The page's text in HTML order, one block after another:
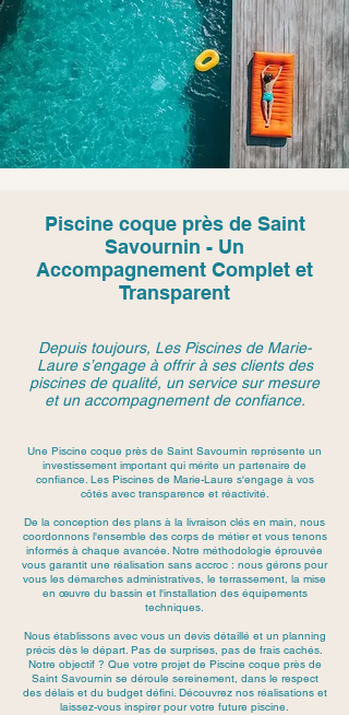
Piscine coque près de Saint
Savournin - Un
Accompagnement Complet et
Transparent
Depuis toujours, Les Piscines de Marie-
Laure s’engage à offrir à ses clients des
piscines de qualité, un service sur mesure
et un accompagnement de confiance.
Une Piscine coque près de Saint Savournin représente un
investissement important qui mérite un partenaire de
confiance. Les Piscines de Marie-Laure s'engage à vos
côtés avec transparence et réactivité.
De la conception des plans à la livraison clés en main, nous
coordonnons l'ensemble des corps de métier et vous tenons
informés à chaque avancée. Notre méthodologie éprouvée
vous garantit une réalisation sans accroc : nous gérons pour
vous les démarches administratives, le terrassement, la mise
en œuvre du bassin et l'installation des équipements
techniques.
Nous établissons avec vous un devis détaillé et un planning
précis dès le départ. Pas de surprises, pas de frais cachés.
Notre objectif ? Que votre projet de Piscine coque près de
Saint Savournin se déroule sereinement, dans le respect
des délais et du budget défini. Découvrez nos réalisations et
laissez-vous inspirer pour votre future piscine.